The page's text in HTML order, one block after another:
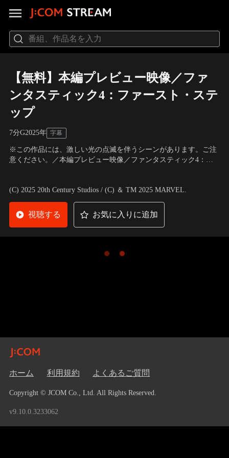
【無料】本編プレビュー映像／ファ
ンタスティック4：ファースト・ステ
ップ
7分G2025年 字幕
※この作品には、激しい光の点滅を伴うシーンがあります。ご注
意ください。／本編プレビュー映像／ファンタスティック4：フ
(C) 2025 20th Century Studios / (C) ＆ TM 2025 MARVEL.
視聴する お気に入りに追加
ホーム 利用規約 よくあるご質問
Copyright © JCOM Co., Ltd. All Rights Reserved.
v9.10.0.3233062